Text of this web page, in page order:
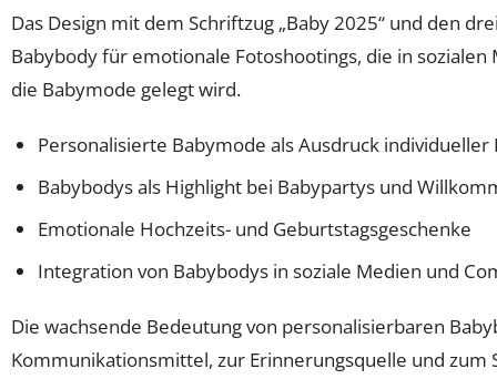
Das Design mit dem Schriftzug „Baby 2025“ und den
Babybody für emotionale Fotoshootings, die in
die Babymode gelegt wird.
Personalisierte Babymode als Ausdruck individueller
Babybodys als Highlight bei Babypartys und
Emotionale Hochzeits- und Geburtstagsgeschenke
Integration von Babybodys in soziale Medien und
Die wachsende Bedeutung von personalisierbaren
Kommunikationsmittel, zur Erinnerungsquelle und